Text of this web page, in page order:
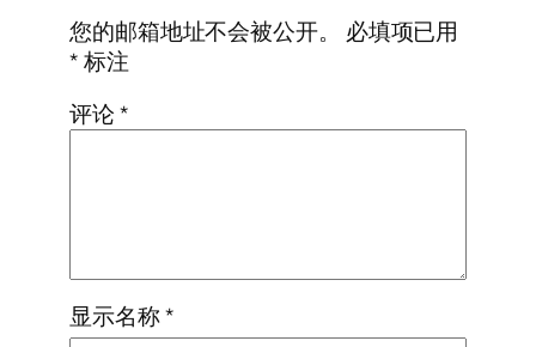
您的邮箱地址不会被公开。
必填项已用
*标注
评论*
显示名称*